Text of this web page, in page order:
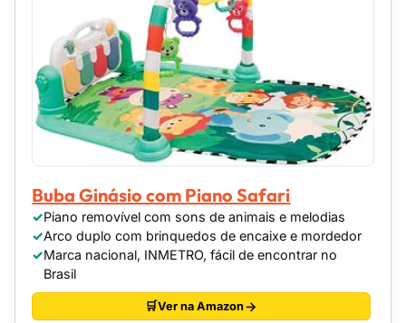
Buba Ginásio com Piano Safari
Piano removível com sons de animais e melodias
Arco duplo com brinquedos de encaixe e mordedor
Marca nacional, INMETRO, fácil de encontrar no
Brasil
Ver na Amazon